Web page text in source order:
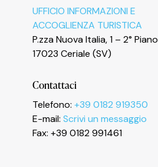
UFFICIO INFORMAZIONI E
ACCOGLIENZA TURISTICA
P.zza Nuova Italia, 1 – 2° Piano
17023 Ceriale (SV)
Contattaci
Telefono: +39 0182 919350
E-mail: Scrivi un messaggio
Fax: +39 0182 991461